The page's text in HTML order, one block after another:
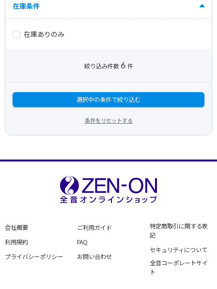
在庫条件
在庫ありのみ
絞り込み件数 6 件
選択中の条件で絞り込む
条件をリセットする
会社概要
利用規約
プライバシーポリシー
ご利用ガイド
FAQ
お問い合わせ
特定商取引に関する表
記
セキュリティについて
全音コーポレートサイ
ト